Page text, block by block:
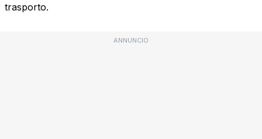
trasporto.
ANNUNCIO